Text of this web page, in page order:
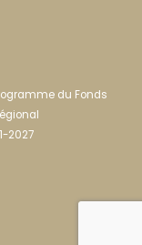
du Fonds
2027